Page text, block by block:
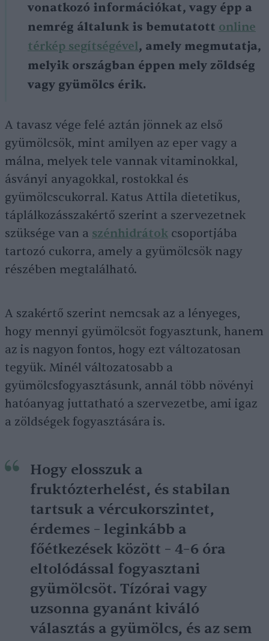
vonatkozó információkat, vagy épp a
nemrég általunk is bemutatott online
térkép segítségével, amely megmutatja,
melyik országban éppen mely zöldség
vagy gyümölcs érik.
A tavasz vége felé aztán jönnek az első
gyümölcsök, mint amilyen az eper vagy a
málna, melyek tele vannak vitaminokkal,
ásványi anyagokkal, rostokkal és
gyümölcscukorral. Katus Attila dietetikus,
táplálkozásszakértő szerint a szervezetnek
szüksége van a szénhidrátok csoportjába
tartozó cukorra, amely a gyümölcsök nagy
részében megtalálható.
A szakértő szerint nemcsak az a lényeges,
hogy mennyi gyümölcsöt fogyasztunk, hanem
az is nagyon fontos, hogy ezt változatosan
tegyük. Minél változatosabb a
gyümölcsfogyasztásunk, annál több növényi
hatóanyag juttatható a szervezetbe, ami igaz
a zöldségek fogyasztására is.
Hogy elosszuk a
fruktózterhelést, és stabilan
tartsuk a vércukorszintet,
érdemes – leginkább a
főétkezések között – 4–6 óra
eltolódással fogyasztani
gyümölcsöt. Tízórai vagy
uzsonna gyanánt kiváló
választás a gyümölcs, és az sem